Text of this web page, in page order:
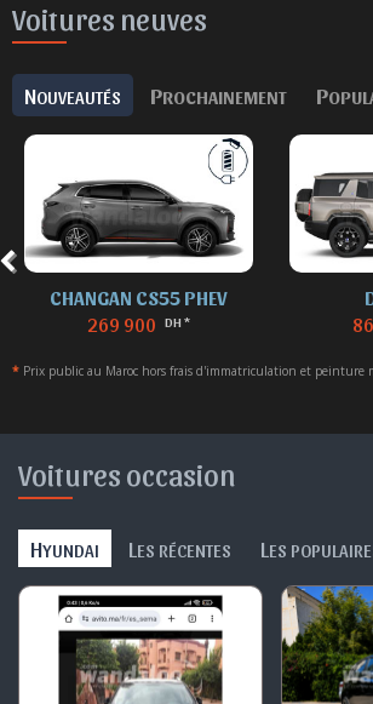
Voitures neuves
NOUVEAUTÉS PROCHAINEMENT P
CHANGAN CS55 PHEV
269 900 DH *
* Prix public au Maroc hors frais d'immatriculation et peinture
Voitures occasion
HYUNDAI L ES RÉCENTES L ES